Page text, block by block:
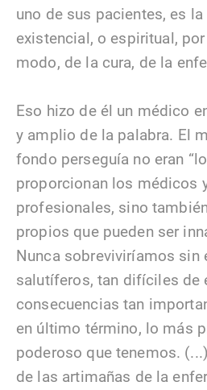
uno de sus pacientes, es
existencial, o espiritual,
modo, de la cura, de la
Eso hizo de él un médico
y amplio de la palabra. El
fondo perseguía no eran
proporcionan los médicos
profesionales, sino
propios que pueden ser
Nunca sobreviviríamos sin
salutíferos, tan difíciles de
consecuencias tan
en último término, lo más
poderoso que tenemos.
de las artimañas de la